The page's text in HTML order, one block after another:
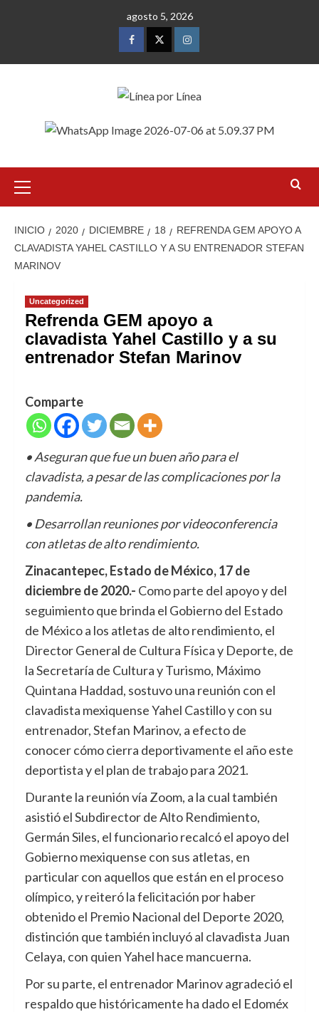
agosto 5, 2026
FacebookTwitterInstagram
primario
INICIO 2020 DICIEMBRE 18
REFRENDA GEM APOYO A
CLAVADISTA YAHEL CASTILLO Y A SU ENTRENADOR STEFAN
MARINOV
Uncategorized
Refrenda GEM apoyo a
clavadista Yahel Castillo y a su
entrenador Stefan Marinov
Comparte
• Aseguran que fue un buen año para el
clavadista, a pesar de las complicaciones por la
pandemia.
• Desarrollan reuniones por videoconferencia
con atletas de alto rendimiento.
Zinacantepec, Estado de México, 17 de
diciembre de 2020.- Como parte del apoyo y del
seguimiento que brinda el Gobierno del Estado
de México a los atletas de alto rendimiento, el
Director General de Cultura Física y Deporte, de
la Secretaría de Cultura y Turismo, Máximo
Quintana Haddad, sostuvo una reunión con el
clavadista mexiquense Yahel Castillo y con su
entrenador, Stefan Marinov, a efecto de
conocer cómo cierra deportivamente el año este
deportista y el plan de trabajo para 2021.
Durante la reunión vía Zoom, a la cual también
asistió el Subdirector de Alto Rendimiento,
Germán Siles, el funcionario recalcó el apoyo del
Gobierno mexiquense con sus atletas, en
particular con aquellos que están en el proceso
olímpico, y reiteró la felicitación por haber
obtenido el Premio Nacional del Deporte 2020,
distinción que también incluyó al clavadista Juan
Celaya, con quien Yahel hace mancuerna.
Por su parte, el entrenador Marinov agradeció el
respaldo que históricamente ha dado el Edoméx